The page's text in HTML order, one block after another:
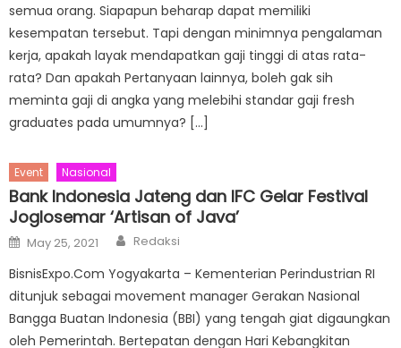
semua orang. Siapapun beharap dapat memiliki
kesempatan tersebut. Tapi dengan minimnya pengalaman
kerja, apakah layak mendapatkan gaji tinggi di atas rata-
rata? Dan apakah Pertanyaan lainnya, boleh gak sih
meminta gaji di angka yang melebihi standar gaji fresh
graduates pada umumnya? […]
Event Nasional
Bank Indonesia Jateng dan IFC Gelar Festival
Joglosemar ‘Artisan of Java’
Posted
on
May 25, 2021 Author
Redaksi
BisnisExpo.Com Yogyakarta – Kementerian Perindustrian RI
ditunjuk sebagai movement manager Gerakan Nasional
Bangga Buatan Indonesia (BBI) yang tengah giat digaungkan
oleh Pemerintah. Bertepatan dengan Hari Kebangkitan